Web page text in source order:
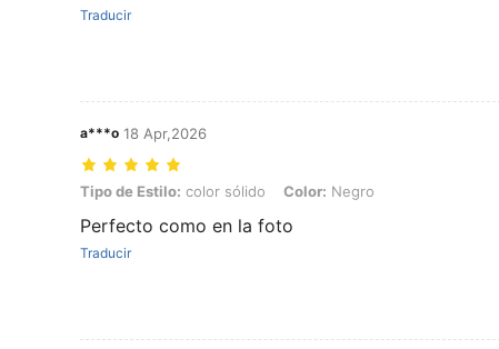
Traducir
a***o 18 Apr,2026
Tipo de Estilo: color sólido, Color: Negro
Tipo de Estilo: color sólido Color: Negro
Perfecto como en la foto
Traducir